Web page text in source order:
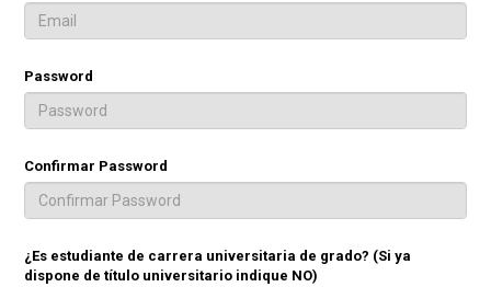
Password
Confirmar Password
¿Es estudiante de carrera universitaria de grado? (Si ya
dispone de título universitario indique NO)